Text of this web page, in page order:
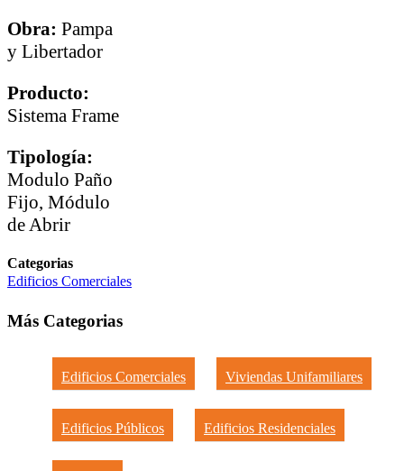
Obra: Pampa
y Libertador
Producto:
Sistema Frame
Tipología:
Modulo Paño
Fijo, Módulo
de Abrir
Categorias
Edificios Comerciales
Más Categorias
Edificios Comerciales Viviendas Unifamiliares
Edificios Públicos Edificios Residenciales